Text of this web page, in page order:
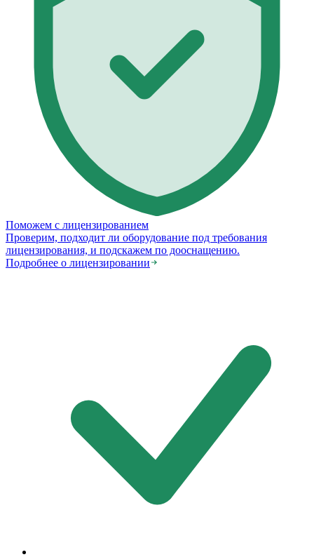
Поможем с лицензированием
Проверим, подходит ли оборудование под требования
лицензирования, и подскажем по дооснащению.
Подробнее о лицензировании